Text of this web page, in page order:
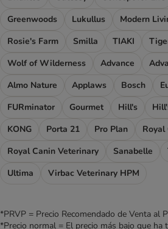
Greenwoods
Lukullus Modern
Rosie's Farm
Smilla TIAKI
Wolf of Wilderness
Advance
Almo Nature
Applaws Bosch
FURminator
Gourmet Hill's
KONG
Porta 21 Pro Plan
Royal
Royal Canin Veterinary
Sanabelle
Ultima
Virbac Veterinary HPM
*PRVP = Precio Recomendado de Venta al
*Precio normal = El precio más bajo que ha